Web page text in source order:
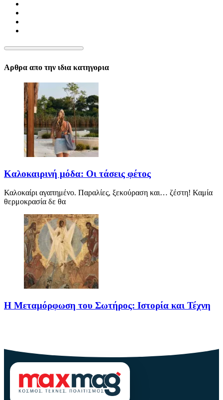
Αρθρα απο την ιδια κατηγορια
Καλοκαιρινή μόδα: Οι τάσεις φέτος
Καλοκαίρι αγαπημένο. Παραλίες, ξεκούραση και… ζέστη! Καμία
θερμοκρασία δε θα
Η Μεταμόρφωση του Σωτήρος: Ιστορία και Τέχνη